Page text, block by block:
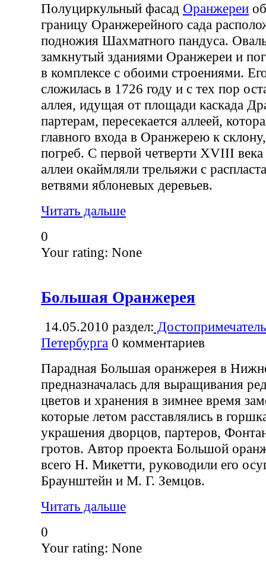
Полуциркульный фасад Оранжереи
границу Оранжерейного сада
подножия Шахматного пандуса.
замкнутый зданиями Оранжереи и
в комплексе с обоими строениями.
сложилась в 1726 году и с тех пор
аллея, идущая от площади каскада
партерам, пересекается аллеей,
главного входа в Оранжерею к
погреб. С первой четверти XVIII
аллеи окаймляли трельяжи с
ветвями яблоневых деревьев.
Читать дальше
0
Your rating: None
Большая Оранжерея
14.05.2010 раздел:
Петербурга 0 комментариев
Парадная Большая оранжерея в
предназначалась для выращивания
цветов и хранения в зимнее время
которые летом расставлялись в
украшения дворцов, партеров,
гротов. Автор проекта Большой
всего Н. Микетти, руководили его
Браунштейн и М. Г. Земцов.
Читать дальше
0
Your rating: None